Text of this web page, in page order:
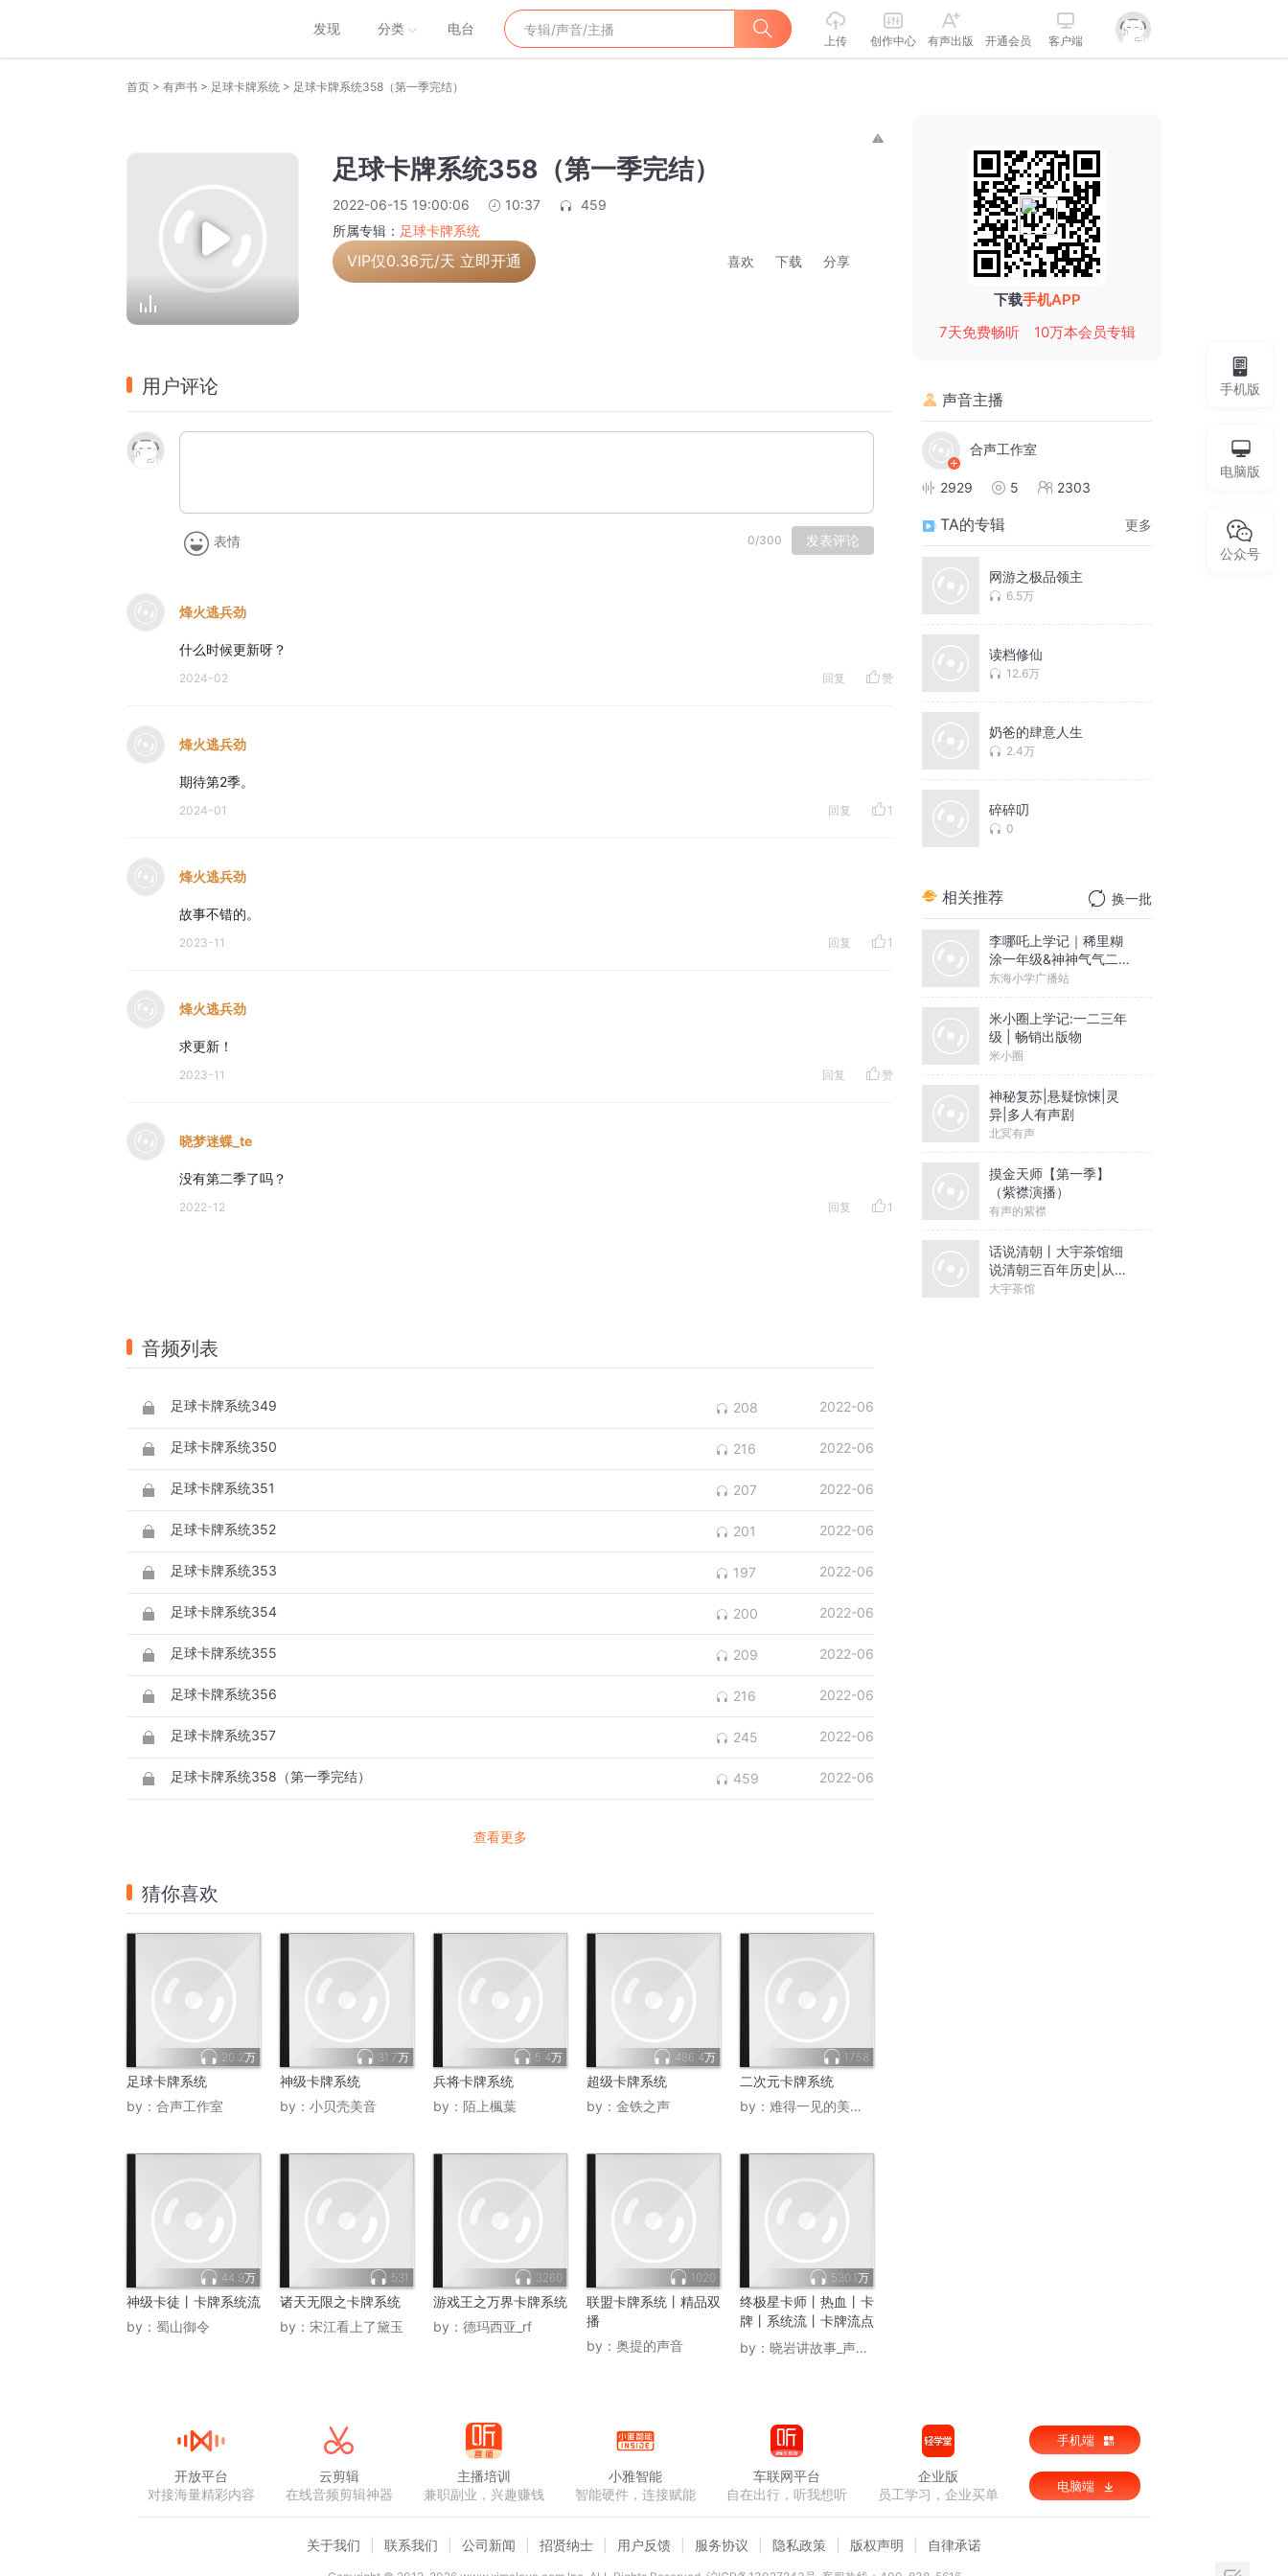
发现 分类 电台
上传 创作中心 有声出版 开通会员 客户端
首页 > 有声书 > 足球卡牌系统 > 足球卡牌系统358（第一季完结）
足球卡牌系统358（第一季完结）
2022-06-15 19:00:06 10:37
459
所属专辑： 足球卡牌系统
VIP仅0.36元/天 立即开通 喜欢 下载 分享
用户评论
表情 0/300 发表评论
烽火逃兵劲
什么时候更新呀？
2024-02 回复 赞
烽火逃兵劲
期待第2季。
2024-01 回复 1
烽火逃兵劲
故事不错的。
2023-11 回复 1
烽火逃兵劲
求更新！
2023-11 回复 赞
晓梦迷蝶_te
没有第二季了吗？
2022-12 回复 1
音频列表
足球卡牌系统349 208 2022-06
足球卡牌系统350 216 2022-06
足球卡牌系统351 207 2022-06
足球卡牌系统352 201 2022-06
足球卡牌系统353 197 2022-06
足球卡牌系统354 200 2022-06
足球卡牌系统355 209 2022-06
足球卡牌系统356 216 2022-06
足球卡牌系统357 245 2022-06
足球卡牌系统358（第一季完结） 459 2022-06
查看更多
猜你喜欢
20.2万
足球卡牌系统
by： 合声工作室
31.7万
神级卡牌系统
by： 小贝壳美音
5.4万
兵将卡牌系统
by： 陌上楓葉
486.4万
超级卡牌系统
by： 金铁之声
1758
二次元卡牌系统
by： 难得一见的美男子
44.9万
神级卡徒丨卡牌系统流
by： 蜀山御令
531
诸天无限之卡牌系统
by： 宋江看上了黛玉
3260
游戏王之万界卡牌系统
by： 德玛西亚_rf
1020
联盟卡牌系统丨精品双
播
by： 奥提的声音
530.1万
终极星卡师丨热血丨卡
牌丨系统流丨卡牌流点
击过亿神作丨VIP免费
by： 晓岩讲故事_声活片场
下载手机APP
7天免费畅听
10万本会员专辑
声音主播
合声工作室
2929 5 2303
TA的专辑 更多
网游之极品领主
6.5万
读档修仙
12.6万
奶爸的肆意人生
2.4万
碎碎叨
0
相关推荐 换一批
李哪吒上学记｜稀里糊
涂一年级&神神气气二年
级
东海小学广播站
米小圈上学记:一二三年
级 | 畅销出版物
米小圈
神秘复苏|悬疑惊悚|灵
异|多人有声剧
北冥有声
摸金天师【第一季】
（紫襟演播）
有声的紫襟
话说清朝丨大宇茶馆细
说清朝三百年历史|从努
尔哈赤到末代皇帝溥仪|
大宇茶馆
手机版
电脑版
公众号
开放平台
对接海量精彩内容
云剪辑
在线音频剪辑神器
主播培训
兼职副业，兴趣赚钱
小雅智能
智能硬件，连接赋能
车联网平台
自在出行，听我想听
企业版
员工学习，企业买单
手机端
电脑端
关于我们 联系我们 公司新闻 招贤纳士 用户反馈 服务协议 隐私政策 版权声明 自律承诺